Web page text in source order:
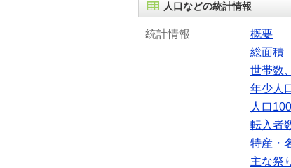
人口などの統計情報
統計情報
概要
総面積
世帯数
年少人
人口
転入者
特産・
主な祭